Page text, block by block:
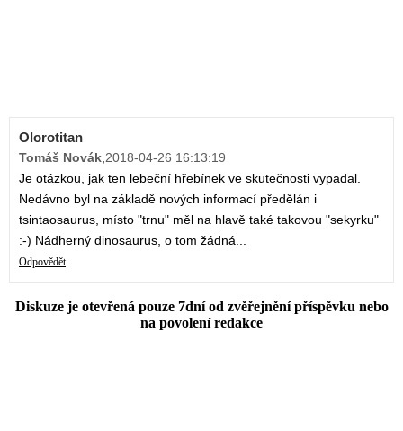
Olorotitan
Tomáš Novák 2018-04-26 16:13:19
Je otázkou, jak ten lebeční hřebínek ve skutečnosti vypadal.
Nedávno byl na základě nových informací předělán i
tsintaosaurus, místo "trnu" měl na hlavě také takovou "sekyrku"
:-) Nádherný dinosaurus, o tom žádná...
Odpovědět
Diskuze je otevřená pouze 7dní od zvěřejnění příspěvku nebo
na povolení redakce